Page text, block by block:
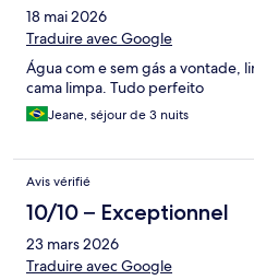
18 mai 2026
Traduire avec Google
Água com e sem gás a vontade,
cama limpa. Tudo perfeito
Jeane, séjour de 3 nuits
Avis vérifié
10/10 – Exceptionnel
23 mars 2026
Traduire avec Google